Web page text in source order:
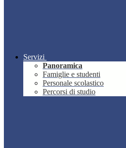
Servizi
Panoramica
Famiglie e studenti
Personale scolastico
Percorsi di studio